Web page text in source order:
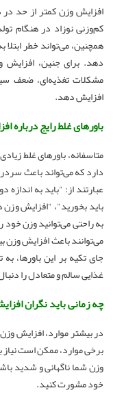
افزایش وزن کمتر از حد در
کم‌وزنی نوزاد در هنگام
همچنین، می‌تواند خطر
دهد. برای جنین، افزایش
مشکلات تغذیه‌ای، ضعف
افزایش دهد.
باورهای غلط رایج درباره
متاسفانه، باورهای غلط
دارد که می‌تواند باعث
عبارتند از: "باید به
باید بخورید"، "افزایش
به راحتی می‌توانید وزن
می‌توانند باعث افزایش
جای تکیه بر این
غذایی سالم و متعادل را
چه زمانی باید نگران
در بیشتر موارد، افزایش
برخی موارد، ممکن است
وزن شما ناگهانی و شدید
خود مشورت کنید.